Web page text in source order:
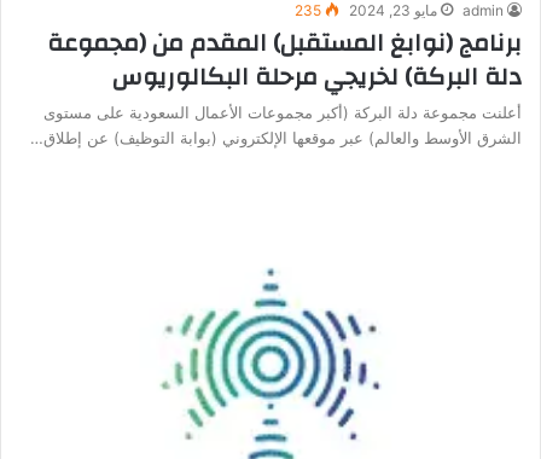
admin مايو 23, 2024 235
برنامج (نوابغ المستقبل) المقدم من (مجموعة
دلة البركة) لخريجي مرحلة البكالوريوس
أعلنت مجموعة دلة البركة (أكبر مجموعات الأعمال السعودية على مستوى
الشرق الأوسط والعالم) عبر موقعها الإلكتروني (بوابة التوظيف) عن إطلاق…